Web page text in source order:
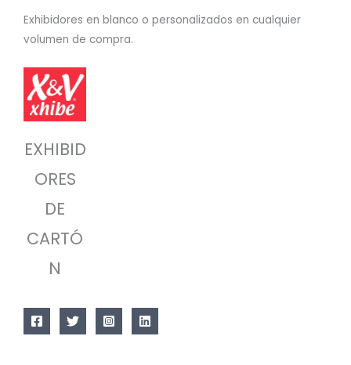
Exhibidores en blanco o personalizados en cualquier
volumen de compra.
EXHIBID
ORES
DE
CARTÓ
N